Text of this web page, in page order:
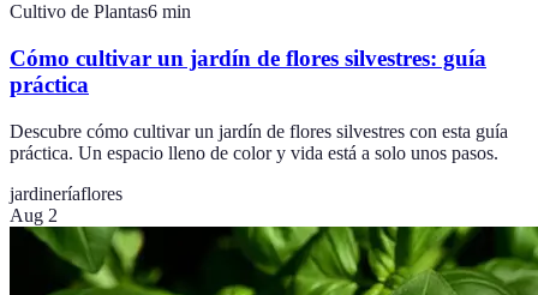
Cultivo de Plantas6 min
Cómo cultivar un jardín de flores silvestres: guía
práctica
Descubre cómo cultivar un jardín de flores silvestres con esta guía
práctica. Un espacio lleno de color y vida está a solo unos pasos.
jardineríaflores
Aug 2